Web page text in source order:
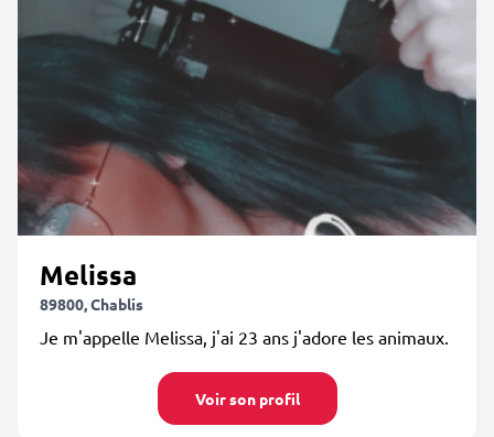
Melissa
89800, Chablis
Je m'appelle Melissa, j'ai 23 ans j'adore les animaux.
Voir son profil